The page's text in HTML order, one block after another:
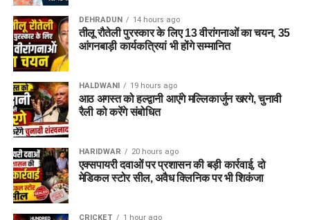
DEHRADUN 14 hours ago
तीलू रौतेली पुरस्कार के लिए 13 वीरांगनाओं का चयन, 35
आंगनबाड़ी कार्यकत्रियां भी होंगे सम्मानित
HALDWANI 19 hours ago
आठ अगस्त को हल्द्वानी आएंगे मल्लिकार्जुन खरगे, चुनावी
रैली को करेंगे संबोधित
HARIDWAR 20 hours ago
एक्सपायरी दवाओं पर प्रशासन की बड़ी कार्रवाई, दो
मेडिकल स्टोर सील, अवैध क्लिनिक पर भी शिकंजा
CRICKET 1 hour ago